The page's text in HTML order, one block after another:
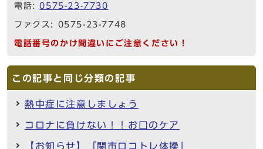
電話:0575-23-7730
ファクス: 0575-23-7748
電話番号のかけ間違いにご注意ください！
この記事と同じ分類の記事
熱中症に注意しましょう
コロナに負けない！！お口のケア
【お知らせ】「関市ロコトレ体操」